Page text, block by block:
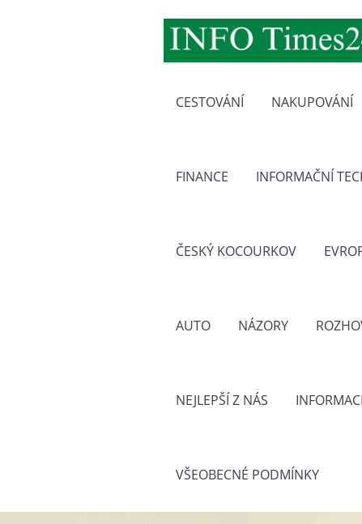
CESTOVÁNÍ NAKUPOVÁNÍ
FINANCE INFORMAČNÍ
ČESKÝ KOCOURKOV
AUTO NÁZORY
NEJLEPŠÍ Z NÁS
VŠEOBECNÉ PODMÍNKY